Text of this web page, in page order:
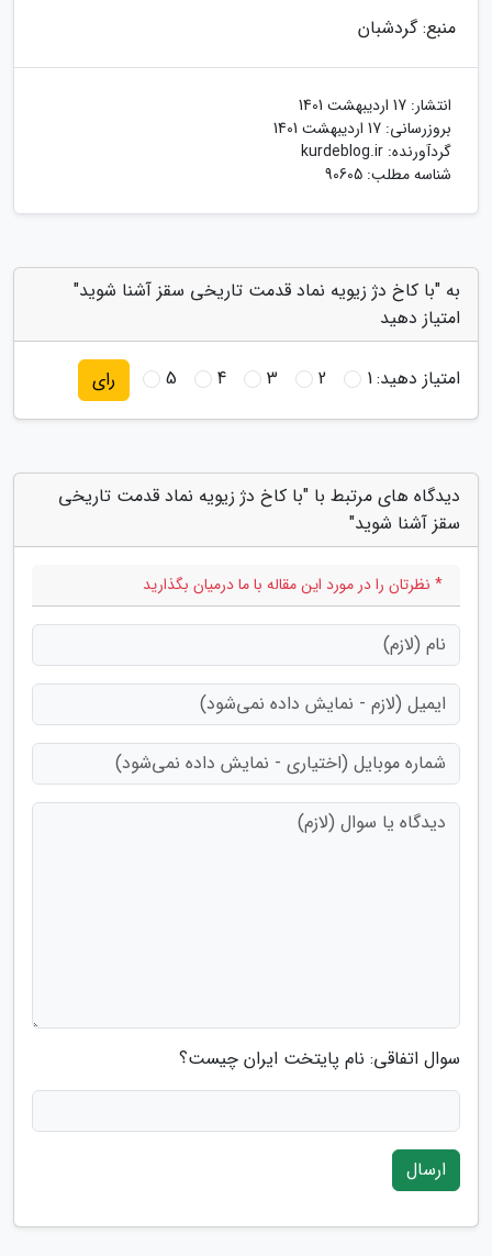
منبع: گردشبان
انتشار: 17 اردیبهشت 1401
بروزرسانی: 17 اردیبهشت 1401
گردآورنده: kurdeblog.ir
شناسه مطلب: 90605
به "با کاخ دژ زیویه نماد قدمت تاریخی سقز آشنا شوید"
امتیاز دهید
امتیاز دهید:1
2
3
4
5 رای
دیدگاه های مرتبط با "با کاخ دژ زیویه نماد قدمت تاریخی
سقز آشنا شوید"
* نظرتان را در مورد این مقاله با ما درمیان بگذارید
سوال اتفاقی: نام پایتخت ایران چیست؟
ارسال